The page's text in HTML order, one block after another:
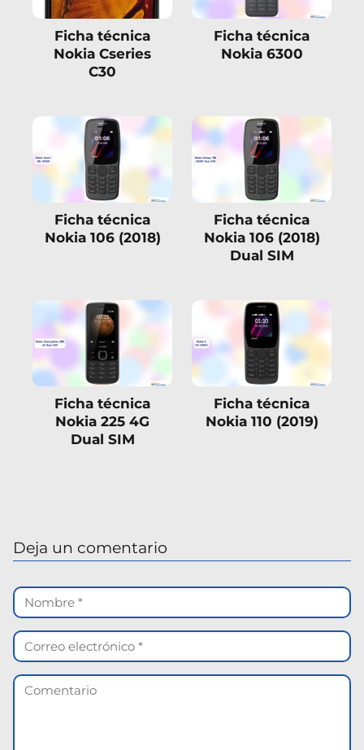
Ficha técnica
Nokia Cseries
C30
Ficha técnica
Nokia 6300
Ficha técnica
Nokia 106 (2018)
Ficha técnica
Nokia 106 (2018)
Dual SIM
Ficha técnica
Nokia 225 4G
Dual SIM
Ficha técnica
Nokia 110 (2019)
Deja un comentario